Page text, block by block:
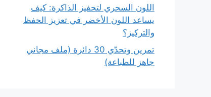
اللون السحري لتحفيز الذاكرة: كيف
يساعد اللون الأخضر في تعزيز الحفظ
والتركيز؟
تمرين وتحدّي 30 دائرة (ملف مجاني
جاهز للطباعة)